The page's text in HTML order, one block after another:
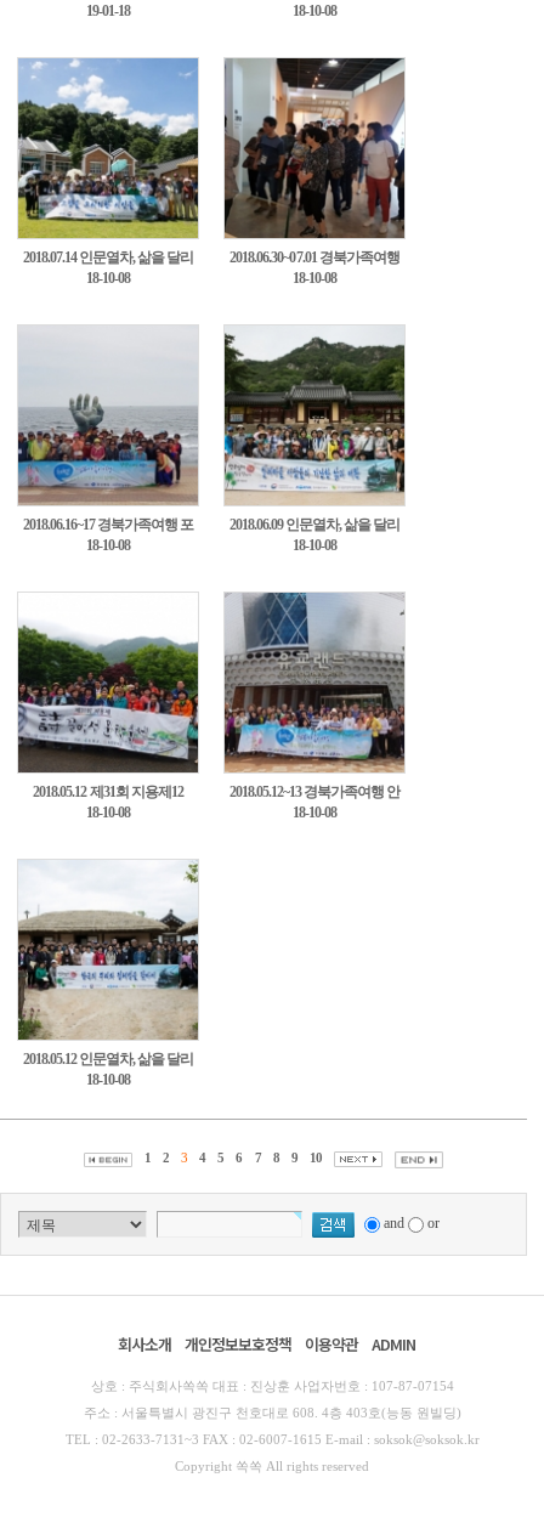
동2차6
19-01-18
항3차7
18-10-08
2018.07.14 인문열차, 삶을 달리
다 5차탐방8
18-10-08
2018.06.30~07.01 경북가족여행
포항2차9
18-10-08
2018.06.16~17 경북가족여행 포
항1차10
18-10-08
2018.06.09 인문열차, 삶을 달리
다 4차탐방11
18-10-08
2018.05.12 제31회 지용제12
18-10-08
2018.05.12~13 경북가족여행 안
동1차13
18-10-08
2018.05.12 인문열차, 삶을 달리
다 3차탐방14
18-10-08
1 2 3 4 5 6 7 8 9 10
and or
회사소개 개인정보보호정책 이용약관 ADMIN
상호 : 주식회사쏙쏙 대표 : 진상훈 사업자번호 : 107-87-07154
주소 : 서울특별시 광진구 천호대로 608. 4층 403호(능동 원빌딩)
TEL : 02-2633-7131~3 FAX : 02-6007-1615 E-mail : soksok@soksok.kr
Copyright 쏙쏙 All rights reserved